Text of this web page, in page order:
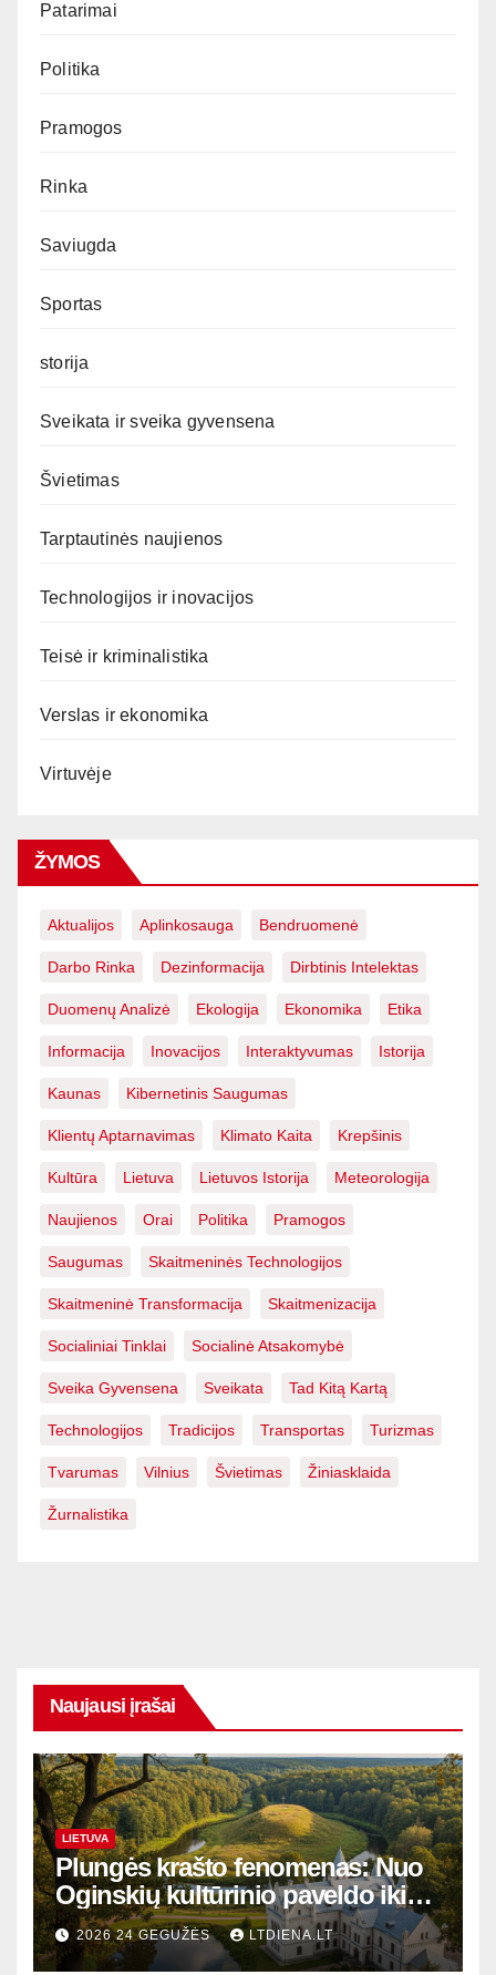
Patarimai
Politika
Pramogos
Rinka
Saviugda
Sportas
storija
Sveikata ir sveika gyvensena
Švietimas
Tarptautinės naujienos
Technologijos ir inovacijos
Teisė ir kriminalistika
Verslas ir ekonomika
Virtuvėje
ŽYMOS
Aktualijos Aplinkosauga Bendruomenė
Darbo Rinka Dezinformacija Dirbtinis Intelektas
Duomenų Analizė Ekologija Ekonomika Etika
Informacija Inovacijos Interaktyvumas Istorija
Kaunas Kibernetinis Saugumas
Klientų Aptarnavimas Klimato Kaita Krepšinis
Kultūra Lietuva Lietuvos Istorija Meteorologija
Naujienos Orai Politika Pramogos
Saugumas Skaitmeninės Technologijos
Skaitmeninė Transformacija Skaitmenizacija
Socialiniai Tinklai Socialinė Atsakomybė
Sveika Gyvensena Sveikata Tad Kitą Kartą
Technologijos Tradicijos Transportas Turizmas
Tvarumas Vilnius Švietimas Žiniasklaida
Žurnalistika
Naujausi įrašai
LIETUVA
Plungės krašto fenomenas: Nuo
Oginskių kultūrinio paveldo iki
Žemaitijos gamtos perlų
2026 24 GEGUŽĖS LTDIENA.LT